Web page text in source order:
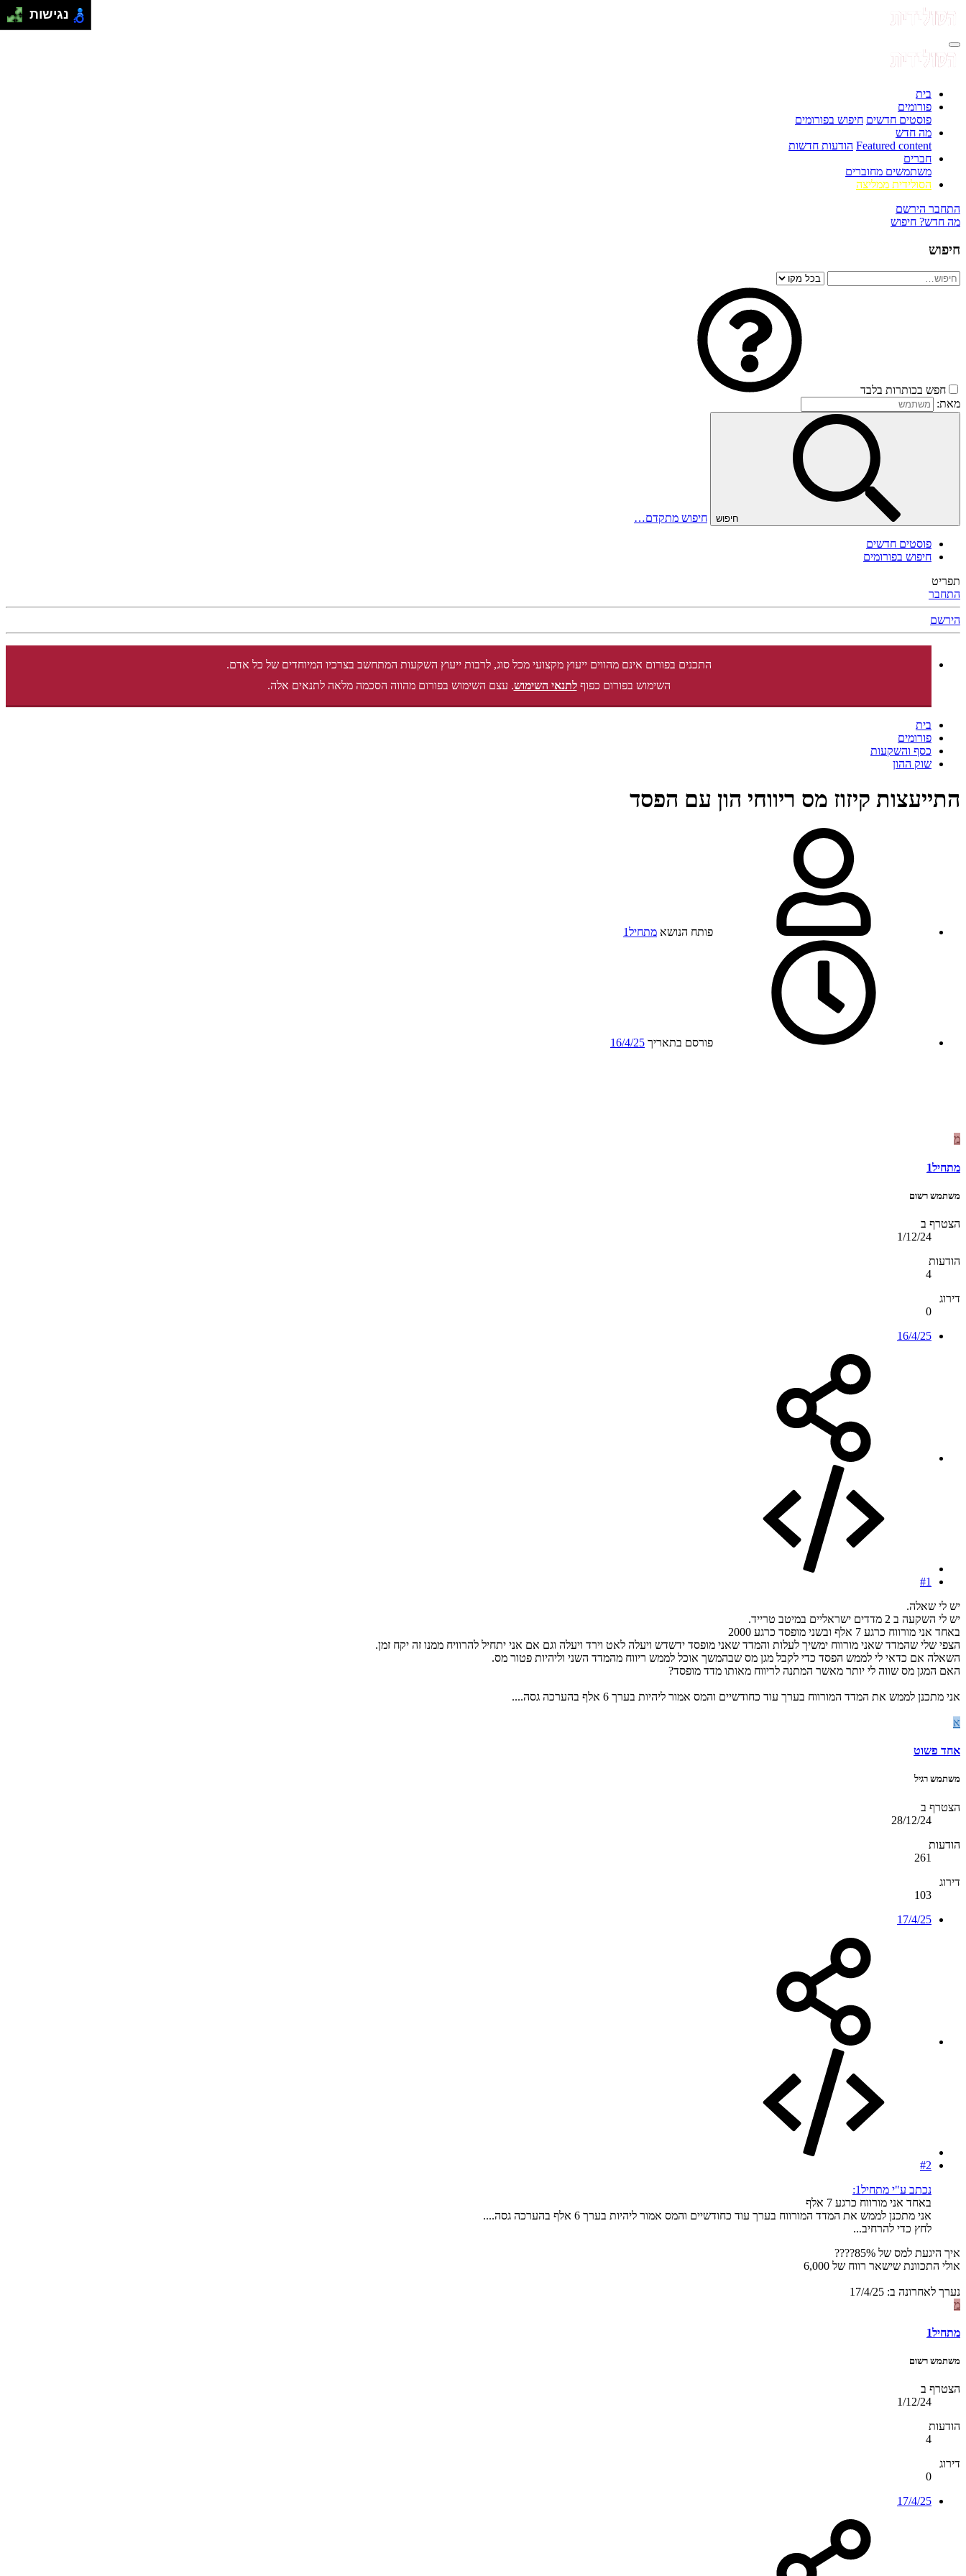
בית
פורומים
פוסטים חדשים חיפוש בפורומים
מה חדש
Featured content הודעות חדשות
חברים
משתמשים מחוברים
הסולידית ממליצה
התחבר הירשם
מה חדש? חיפוש
חיפוש
חפש בכותרות בלבד
מאת:
חיפוש חיפוש מתקדם…
פוסטים חדשים
חיפוש בפורומים
תפריט
התחבר
הירשם
התכנים בפורום אינם מהווים ייעוץ מקצועי מכל סוג, לרבות ייעוץ השקעות המתחשב בצרכיו המיוחדים של כל אדם.
השימוש בפורום כפוףלתנאי השימוש. עצם השימוש בפורום מהווה הסכמה מלאה לתנאים אלה.
בית
פורומים
כסף והשקעות
שוק ההון
התייעצות קיזוז מס ריווחי הון עם הפסד
פותח הנושא מתחיל1
פורסם בתאריך 16/4/25
מ
מתחיל1
משתמש רשום
הצטרף ב
1/12/24
הודעות
4
דירוג
0
16/4/25
#1
יש לי שאלה.
יש לי השקעה ב 2 מדדים ישראליים במיטב טרייד.
באחד אני מורווח כרגע 7 אלף ובשני מופסד כרגע 2000
הצפי שלי שהמדד שאני מורווח ימשיך לעלות והמדד שאני מופסד ידשדש ויעלה לאט וירד ויעלה וגם אם אני יתחיל להרוויח ממנו זה יקח זמן.
השאלה אם כדאי לי לממש הפסד כדי לקבל מגן מס שבהמשך אוכל לממש ריווח מהמדד השני וליהיות פטור מס.
האם המגן מס שווה לי יותר מאשר המתנה לריווח מאותו מדד מופסד?
אני מתכנן לממש את המדד המורווח בערך עוד כחודשיים והמס אמור ליהיות בערך 6 אלף בהערכה גסה....
א
אחד פשוט
משתמש רגיל
הצטרף ב
28/12/24
הודעות
261
דירוג
103
17/4/25
#2
נכתב ע"י מתחיל1:
באחד אני מורווח כרגע 7 אלף
אני מתכנן לממש את המדד המורווח בערך עוד כחודשיים והמס אמור ליהיות בערך 6 אלף בהערכה גסה....
לחץ כדי להרחיב...
איך היגעת למס של 85%????
אולי התכוונת שישאר רווח של 6,000
נערך לאחרונה ב: 17/4/25
מ
מתחיל1
משתמש רשום
הצטרף ב
1/12/24
הודעות
4
דירוג
0
17/4/25
נגישות